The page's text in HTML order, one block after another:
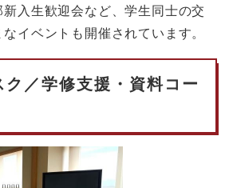
入生歓迎会など、学生同士の交
イベントも開催されています。
ク／学修支援・資料コー